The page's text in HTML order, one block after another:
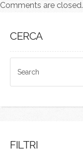
Comments are closed.
CERCA
FILTRI